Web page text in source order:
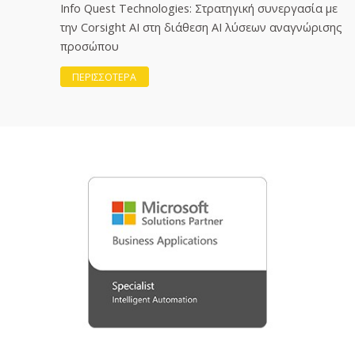
Info Quest Technologies: Στρατηγική συνεργασία με
την Corsight AI στη διάθεση ΑΙ λύσεων αναγνώρισης
προσώπου
ΠΕΡΙΣΣΟΤΕΡΑ